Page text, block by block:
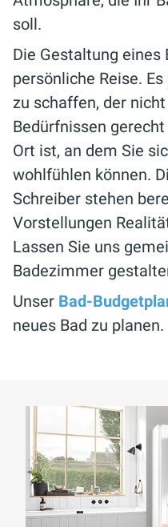
soll.
Die Gestaltung
persönliche Reise.
zu schaffen, der
Bedürfnissen
Ort ist, an dem Sie
wohlfühlen können.
Schreiber stehen
Vorstellungen
Lassen Sie uns
Badezimmer
Unser Bad-
neues Bad zu planen.